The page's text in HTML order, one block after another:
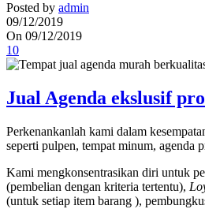
Posted by admin
09/12/2019
On 09/12/2019
10
Jual Agenda ekslusif
Perkenankanlah kami dalam
seperti pulpen, tempat minum, agenda
Kami mengkonsentrasikan diri untuk
(pembelian dengan kriteria tertentu),
(untuk setiap item barang ),